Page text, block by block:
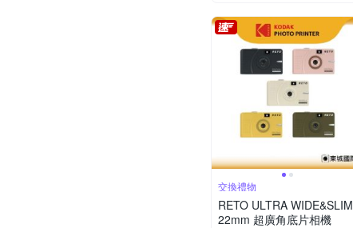
交換禮物
RETO ULTRA WIDE&SLIM
22mm 超廣角底片相機